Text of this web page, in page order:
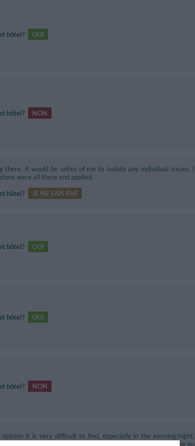
hôtel? OUI
hôtel? NON
there, it would be unfair of me to isolate any individual issues. I
were all there and applied.
hôtel?
JE NE SAIS PAS
hôtel? OUI
hôtel? OUI
hôtel? NON
it is very difficult to find, especially in the evening/night,
two hours looking for it within quite small village. There are no